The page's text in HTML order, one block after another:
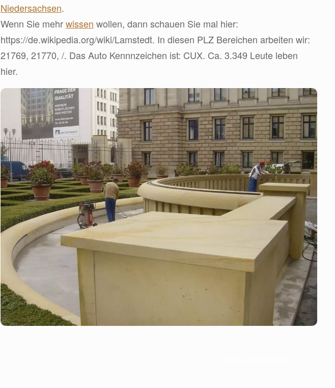
Niedersachsen.
Wenn Sie mehrwissen wollen, dann schauen Sie mal hier:
https://de.wikipedia.org/wiki/Lamstedt. In diesen PLZ Bereichen arbeiten wir:
21769, 21770, /. Das Auto Kennnzeichen ist: CUX. Ca. 3.349 Leute leben
hier.